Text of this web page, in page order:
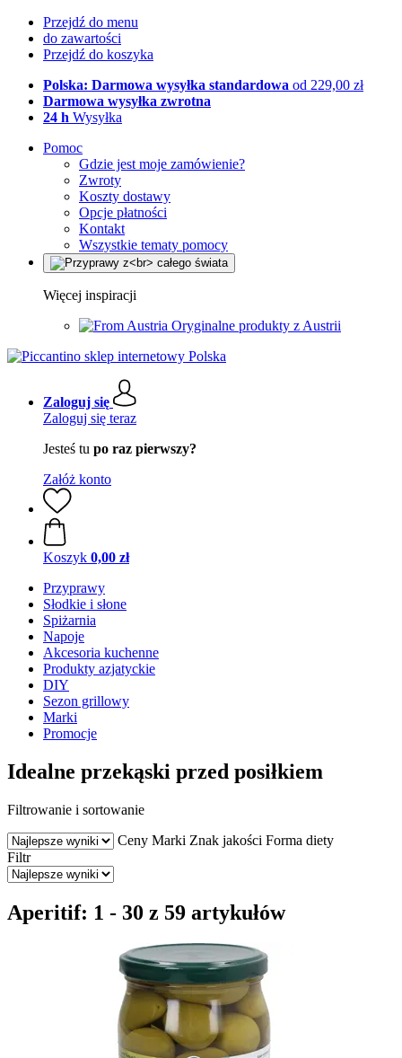
Przejdź do menu
do zawartości
Przejdź do koszyka
Polska: Darmowa wysyłka standardowa od 229,00 zł
Darmowa wysyłka zwrotna
24 h Wysyłka
Pomoc
Gdzie jest moje zamówienie?
Zwroty
Koszty dostawy
Opcje płatności
Kontakt
Wszystkie tematy pomocy
Więcej inspiracji
Oryginalne produkty z Austrii
Zaloguj się
Zaloguj się teraz
Jesteś tu po raz pierwszy?
Załóż konto
Koszyk 0,00 zł
Przyprawy
Słodkie i słone
Spiżarnia
Napoje
Akcesoria kuchenne
Produkty azjatyckie
DIY
Sezon grillowy
Marki
Promocje
Idealne przekąski przed posiłkiem
Filtrowanie i sortowanie
Ceny Marki Znak jakości Forma diety
Filtr
Aperitif: 1 - 30 z 59 artykułów